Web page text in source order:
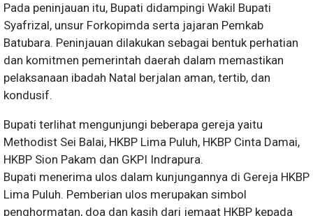
Pada peninjauan itu, Bupati didampingi Wakil Bupati
Syafrizal, unsur Forkopimda serta jajaran Pemkab
Batubara. Peninjauan dilakukan sebagai bentuk perhatian
dan komitmen pemerintah daerah dalam memastikan
pelaksanaan ibadah Natal berjalan aman, tertib, dan
kondusif.
Bupati terlihat mengunjungi beberapa gereja yaitu
Methodist Sei Balai, HKBP Lima Puluh, HKBP Cinta Damai,
HKBP Sion Pakam dan GKPI Indrapura.
Bupati menerima ulos dalam kunjungannya di Gereja HKBP
Lima Puluh. Pemberian ulos merupakan simbol
penghormatan, doa dan kasih dari jemaat HKBP kepada